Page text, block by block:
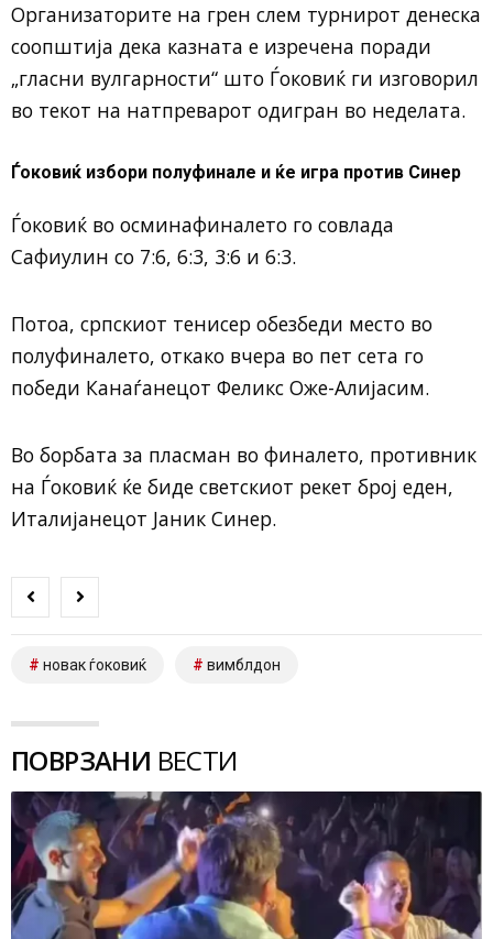
Организаторите на грен слем турнирот денеска
соопштија дека казната е изречена поради
„гласни вулгарности“ што Ѓоковиќ ги изговорил
во текот на натпреварот одигран во неделата.
Ѓоковиќ избори полуфинале и ќе игра против Синер
Ѓоковиќ во осминафиналето го совлада
Сафиулин со 7:6, 6:3, 3:6 и 6:3.
Потоа, српскиот тенисер обезбеди место во
полуфиналето, откако вчера во пет сета го
победи Канаѓанецот Феликс Оже-Алијасим.
Во борбата за пласман во финалето, противник
на Ѓоковиќ ќе биде светскиот рекет број еден,
Италијанецот Јаник Синер.
новак ѓоковиќ вимблдон
ПОВРЗАНИ ВЕСТИ